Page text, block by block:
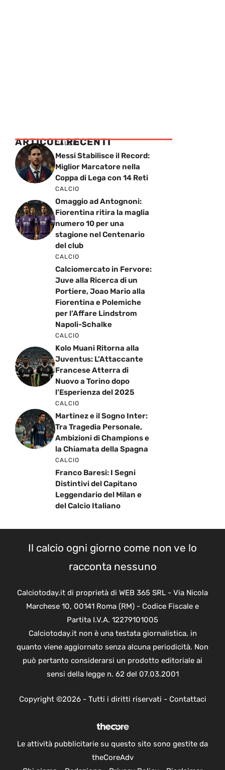
ARTICOLI RECENTI
CALCIO
Messi Stabilisce il Record:
Miglior Marcatore nella
Coppa di Lega con 14 Reti
CALCIO
Omaggio ad Antognoni:
Fiorentina ritira la maglia
numero 10 per una
stagione nel Centenario
del club
CALCIO
Calciomercato in Fervore:
Juve alla Ricerca di un
Portiere, Joao Mario alla
Fiorentina e Polemiche
per l’Affare Lindstrom
Napoli-Schalke
CALCIO
Kolo Muani Ritorna alla
Juventus: L’Attaccante
Francese Atterra di
Nuovo a Torino dopo
l’Esperienza del 2025
CALCIO
Martinez e il Sogno Inter:
Tra Tragedia Personale,
Ambizioni di Champions e
la Chiamata della Spagna
CALCIO
Franco Baresi: I Segni
Distintivi del Capitano
Leggendario del Milan e
del Calcio Italiano
Il calcio ogni giorno come non ve lo
racconta nessuno
Calciotoday.it di proprietà di WEB 365 SRL - Via Nicola
Marchese 10, 00141 Roma (RM) - Codice Fiscale e
Partita I.V.A. 12279101005
Calciotoday.it non è una testata giornalistica, in
quanto viene aggiornato senza alcuna periodicità. Non
può pertanto considerarsi un prodotto editoriale ai
sensi della legge n. 62 del 07.03.2001
Copyright ©2026 - Tutti i diritti riservati - Contattaci
Le attività pubblicitarie su questo sito sono gestite da
theCoreAdv